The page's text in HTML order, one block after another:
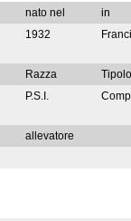
nato nel
in
1932
Razza
P.S.I.
allevatore